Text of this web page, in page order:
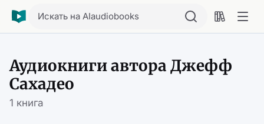
Искать на AIaudiobooks
Аудиокниги автора Джефф
Сахадео
1 книга